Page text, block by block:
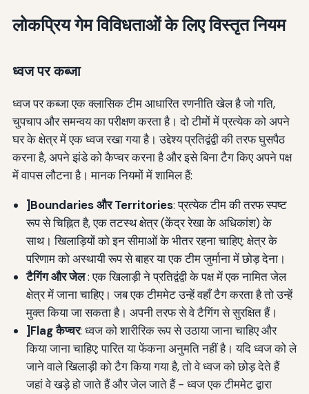
लोकप्रिय गेम विविधताओं के लिए विस्तृत नियम
ध्वज पर कब्जा
ध्वज पर कब्जा एक क्लासिक टीम आधारित रणनीति खेल है जो गति,
चुपचाप और समन्वय का परीक्षण करता है। दो टीमों में प्रत्येक को अपने
घर के क्षेत्र में एक ध्वज रखा गया है। उद्देश्य प्रतिद्वंद्वी की तरफ घुसपैठ
करना है, अपने झंडे को कैप्चर करना है और इसे बिना टैग किए अपने पक्ष
में वापस लौटना है। मानक नियमों में शामिल हैं:
]Boundaries और Territories: प्रत्येक टीम की तरफ स्पष्ट
रूप से चिह्नित है, एक तटस्थ क्षेत्र (केंद्र रेखा के अधिकांश) के
साथ। खिलाड़ियों को इन सीमाओं के भीतर रहना चाहिए; क्षेत्र के
परिणाम को अस्थायी रूप से बाहर या एक टीम जुर्माना में छोड़ देना।
टैगिंग और जेल: एक खिलाड़ी ने प्रतिद्वंद्वी के पक्ष में एक नामित जेल
क्षेत्र में जाना चाहिए। जब एक टीममेट उन्हें वहाँ टैग करता है तो उन्हें
मुक्त किया जा सकता है। अपनी तरफ से वे टैगिंग से सुरक्षित हैं।
]Flag कैप्चर: ध्वज को शारीरिक रूप से उठाया जाना चाहिए और
किया जाना चाहिए; पारित या फेंकना अनुमति नहीं है। यदि ध्वज को ले
जाने वाले खिलाड़ी को टैग किया गया है, तो वे ध्वज को छोड़ देते हैं
जहां वे खड़े हो जाते हैं और जेल जाते हैं - ध्वज एक टीममेट द्वारा